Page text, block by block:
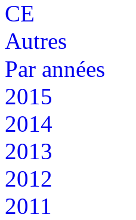
CE
Autres
Par années
2015
2014
2013
2012
2011